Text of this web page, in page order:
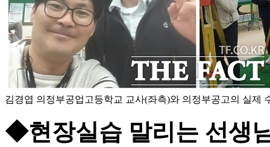
김경엽 의정부공업고등학교 교사(좌측)와 의정부공고의 실제
◆현장실습 말리는 선생